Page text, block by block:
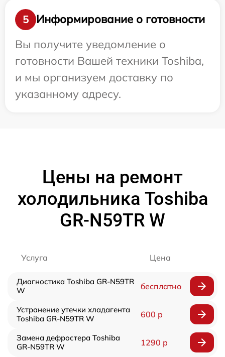
5
Информирование о готовности
Вы получите уведомление о
готовности Вашей техники Toshiba,
и мы организуем доставку по
указанному адресу.
Цены на ремонт
холодильника Toshiba
GR-N59TR W
Услуга Цена
Диагностика Toshiba GR-N59TR
W
бесплатно
Устранение утечки хладагента
Toshiba GR-N59TR W
600 р
Замена дефростера Toshiba
GR-N59TR W
1290 р